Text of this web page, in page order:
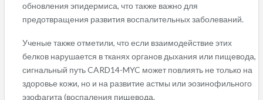
обновления эпидермиса, что также важно для
предотвращения развития воспалительных заболеваний.
Ученые также отметили, что если взаимодействие этих
белков нарушается в тканях органов дыхания или пищевода,
сигнальный путь CARD14-MYC может повлиять не только на
здоровье кожи, но и на развитие астмы или эозинофильного
эзофагита (воспаления пищевода.